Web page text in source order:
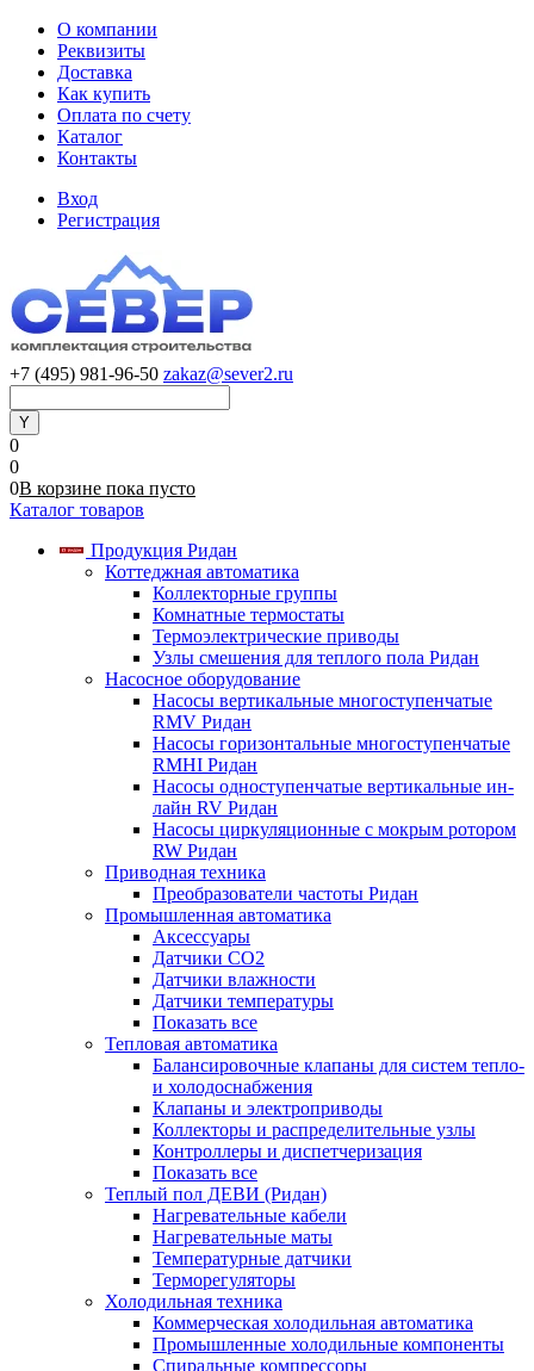
О компании
Реквизиты
Доставка
Как купить
Оплата по счету
Каталог
Контакты
Вход
Регистрация
+7 (495) 981-96-50 zakaz@sever2.ru
0
0
0В корзине пока пусто
Каталог товаров
Продукция Ридан
Коттеджная автоматика
Коллекторные группы
Комнатные термостаты
Термоэлектрические приводы
Узлы смешения для теплого пола Ридан
Насосное оборудование
Насосы вертикальные многоступенчатые
RMV Ридан
Насосы горизонтальные многоступенчатые
RMHI Ридан
Насосы одноступенчатые вертикальные ин-
лайн RV Ридан
Насосы циркуляционные с мокрым ротором
RW Ридан
Приводная техника
Преобразователи частоты Ридан
Промышленная автоматика
Аксессуары
Датчики CO2
Датчики влажности
Датчики температуры
Показать все
Тепловая автоматика
Балансировочные клапаны для систем тепло-
и холодоснабжения
Клапаны и электроприводы
Коллекторы и распределительные узлы
Контроллеры и диспетчеризация
Показать все
Теплый пол ДЕВИ (Ридан)
Нагревательные кабели
Нагревательные маты
Температурные датчики
Терморегуляторы
Холодильная техника
Коммерческая холодильная автоматика
Промышленные холодильные компоненты
Спиральные компрессоры